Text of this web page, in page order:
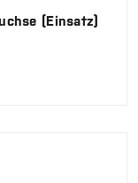
(Einsatz)